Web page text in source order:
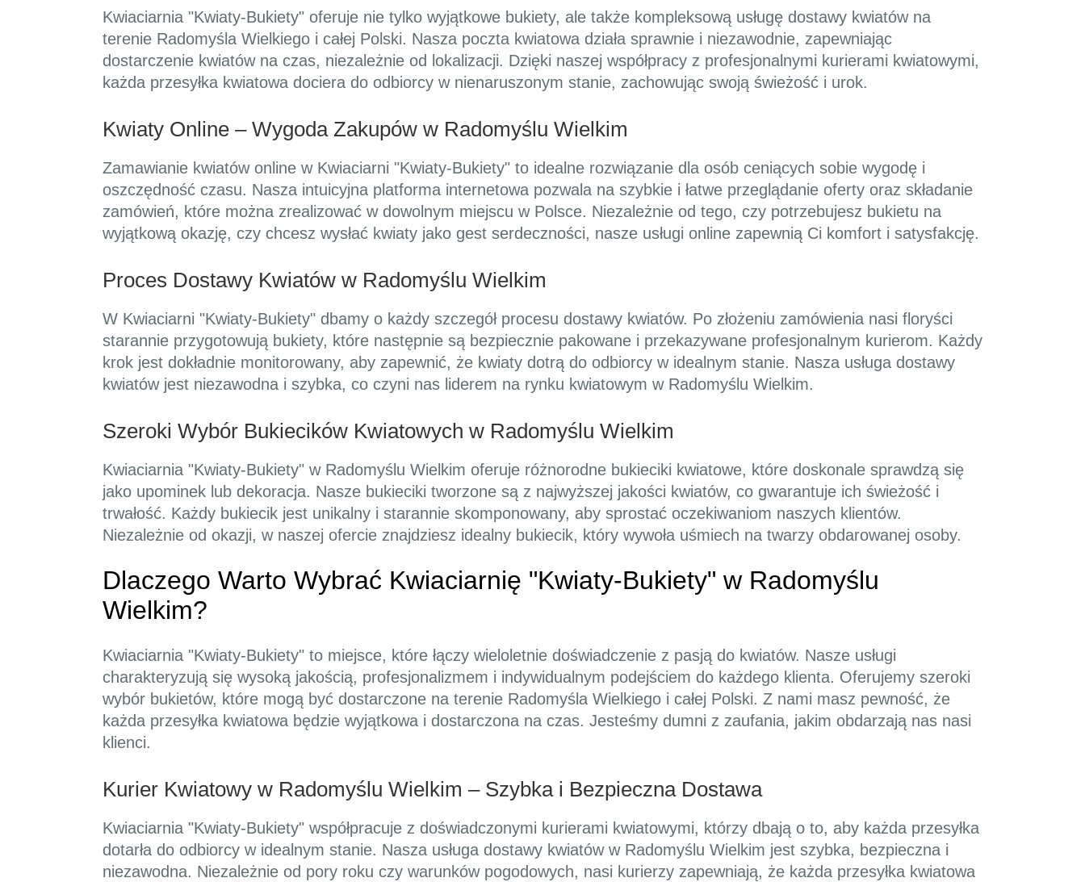
Kwiaciarnia "Kwiaty-Bukiety" oferuje nie tylko wyjątkowe bukiety, ale także kompleksową usługę dostawy kwiatów na
terenie Radomyśla Wielkiego i całej Polski. Nasza poczta kwiatowa działa sprawnie i niezawodnie, zapewniając
dostarczenie kwiatów na czas, niezależnie od lokalizacji. Dzięki naszej współpracy z profesjonalnymi kurierami kwiatowymi,
każda przesyłka kwiatowa dociera do odbiorcy w nienaruszonym stanie, zachowując swoją świeżość i urok.
Kwiaty Online – Wygoda Zakupów w Radomyślu Wielkim
Zamawianie kwiatów online w Kwiaciarni "Kwiaty-Bukiety" to idealne rozwiązanie dla osób ceniących sobie wygodę i
oszczędność czasu. Nasza intuicyjna platforma internetowa pozwala na szybkie i łatwe przeglądanie oferty oraz składanie
zamówień, które można zrealizować w dowolnym miejscu w Polsce. Niezależnie od tego, czy potrzebujesz bukietu na
wyjątkową okazję, czy chcesz wysłać kwiaty jako gest serdeczności, nasze usługi online zapewnią Ci komfort i satysfakcję.
Proces Dostawy Kwiatów w Radomyślu Wielkim
W Kwiaciarni "Kwiaty-Bukiety" dbamy o każdy szczegół procesu dostawy kwiatów. Po złożeniu zamówienia nasi floryści
starannie przygotowują bukiety, które następnie są bezpiecznie pakowane i przekazywane profesjonalnym kurierom. Każdy
krok jest dokładnie monitorowany, aby zapewnić, że kwiaty dotrą do odbiorcy w idealnym stanie. Nasza usługa dostawy
kwiatów jest niezawodna i szybka, co czyni nas liderem na rynku kwiatowym w Radomyślu Wielkim.
Szeroki Wybór Bukiecików Kwiatowych w Radomyślu Wielkim
Kwiaciarnia "Kwiaty-Bukiety" w Radomyślu Wielkim oferuje różnorodne bukieciki kwiatowe, które doskonale sprawdzą się
jako upominek lub dekoracja. Nasze bukieciki tworzone są z najwyższej jakości kwiatów, co gwarantuje ich świeżość i
trwałość. Każdy bukiecik jest unikalny i starannie skomponowany, aby sprostać oczekiwaniom naszych klientów.
Niezależnie od okazji, w naszej ofercie znajdziesz idealny bukiecik, który wywoła uśmiech na twarzy obdarowanej osoby.
Dlaczego Warto Wybrać Kwiaciarnię "Kwiaty-Bukiety" w Radomyślu
Wielkim?
Kwiaciarnia "Kwiaty-Bukiety" to miejsce, które łączy wieloletnie doświadczenie z pasją do kwiatów. Nasze usługi
charakteryzują się wysoką jakością, profesjonalizmem i indywidualnym podejściem do każdego klienta. Oferujemy szeroki
wybór bukietów, które mogą być dostarczone na terenie Radomyśla Wielkiego i całej Polski. Z nami masz pewność, że
każda przesyłka kwiatowa będzie wyjątkowa i dostarczona na czas. Jesteśmy dumni z zaufania, jakim obdarzają nas nasi
klienci.
Kurier Kwiatowy w Radomyślu Wielkim – Szybka i Bezpieczna Dostawa
Kwiaciarnia "Kwiaty-Bukiety" współpracuje z doświadczonymi kurierami kwiatowymi, którzy dbają o to, aby każda przesyłka
dotarła do odbiorcy w idealnym stanie. Nasza usługa dostawy kwiatów w Radomyślu Wielkim jest szybka, bezpieczna i
niezawodna. Niezależnie od pory roku czy warunków pogodowych, nasi kurierzy zapewniają, że każda przesyłka kwiatowa